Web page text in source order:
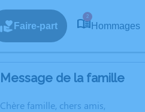
Faire-part
2
Hommages
Message de la famille
Chère famille, chers amis,